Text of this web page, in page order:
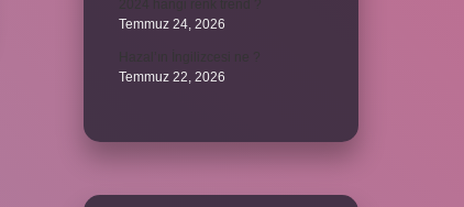
Temmuz 24, 2026
Temmuz 22, 2026